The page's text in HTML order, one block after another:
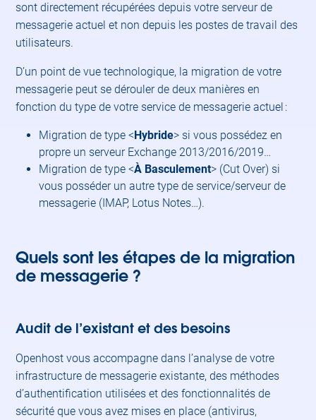
sont directement récupérées depuis votre serveur de
messagerie actuel et non depuis les postes de travail des
utilisateurs.
D’un point de vue technologique, la migration de votre
messagerie peut se dérouler de deux manières en
fonction du type de votre service de messagerie actuel :
Migration de type < Hybride> si vous possédez en
propre un serveur Exchange 2013/2016/2019…
Migration de type <À Basculement> (Cut Over) si
vous posséder un autre type de service/serveur de
messagerie (IMAP, Lotus Notes…).
Quels sont les étapes de la migration
de messagerie ?
Audit de l’existant et des besoins
Openhost vous accompagne dans l’analyse de votre
infrastructure de messagerie existante, des méthodes
d’authentification utilisées et des fonctionnalités de
sécurité que vous avez mises en place (antivirus,